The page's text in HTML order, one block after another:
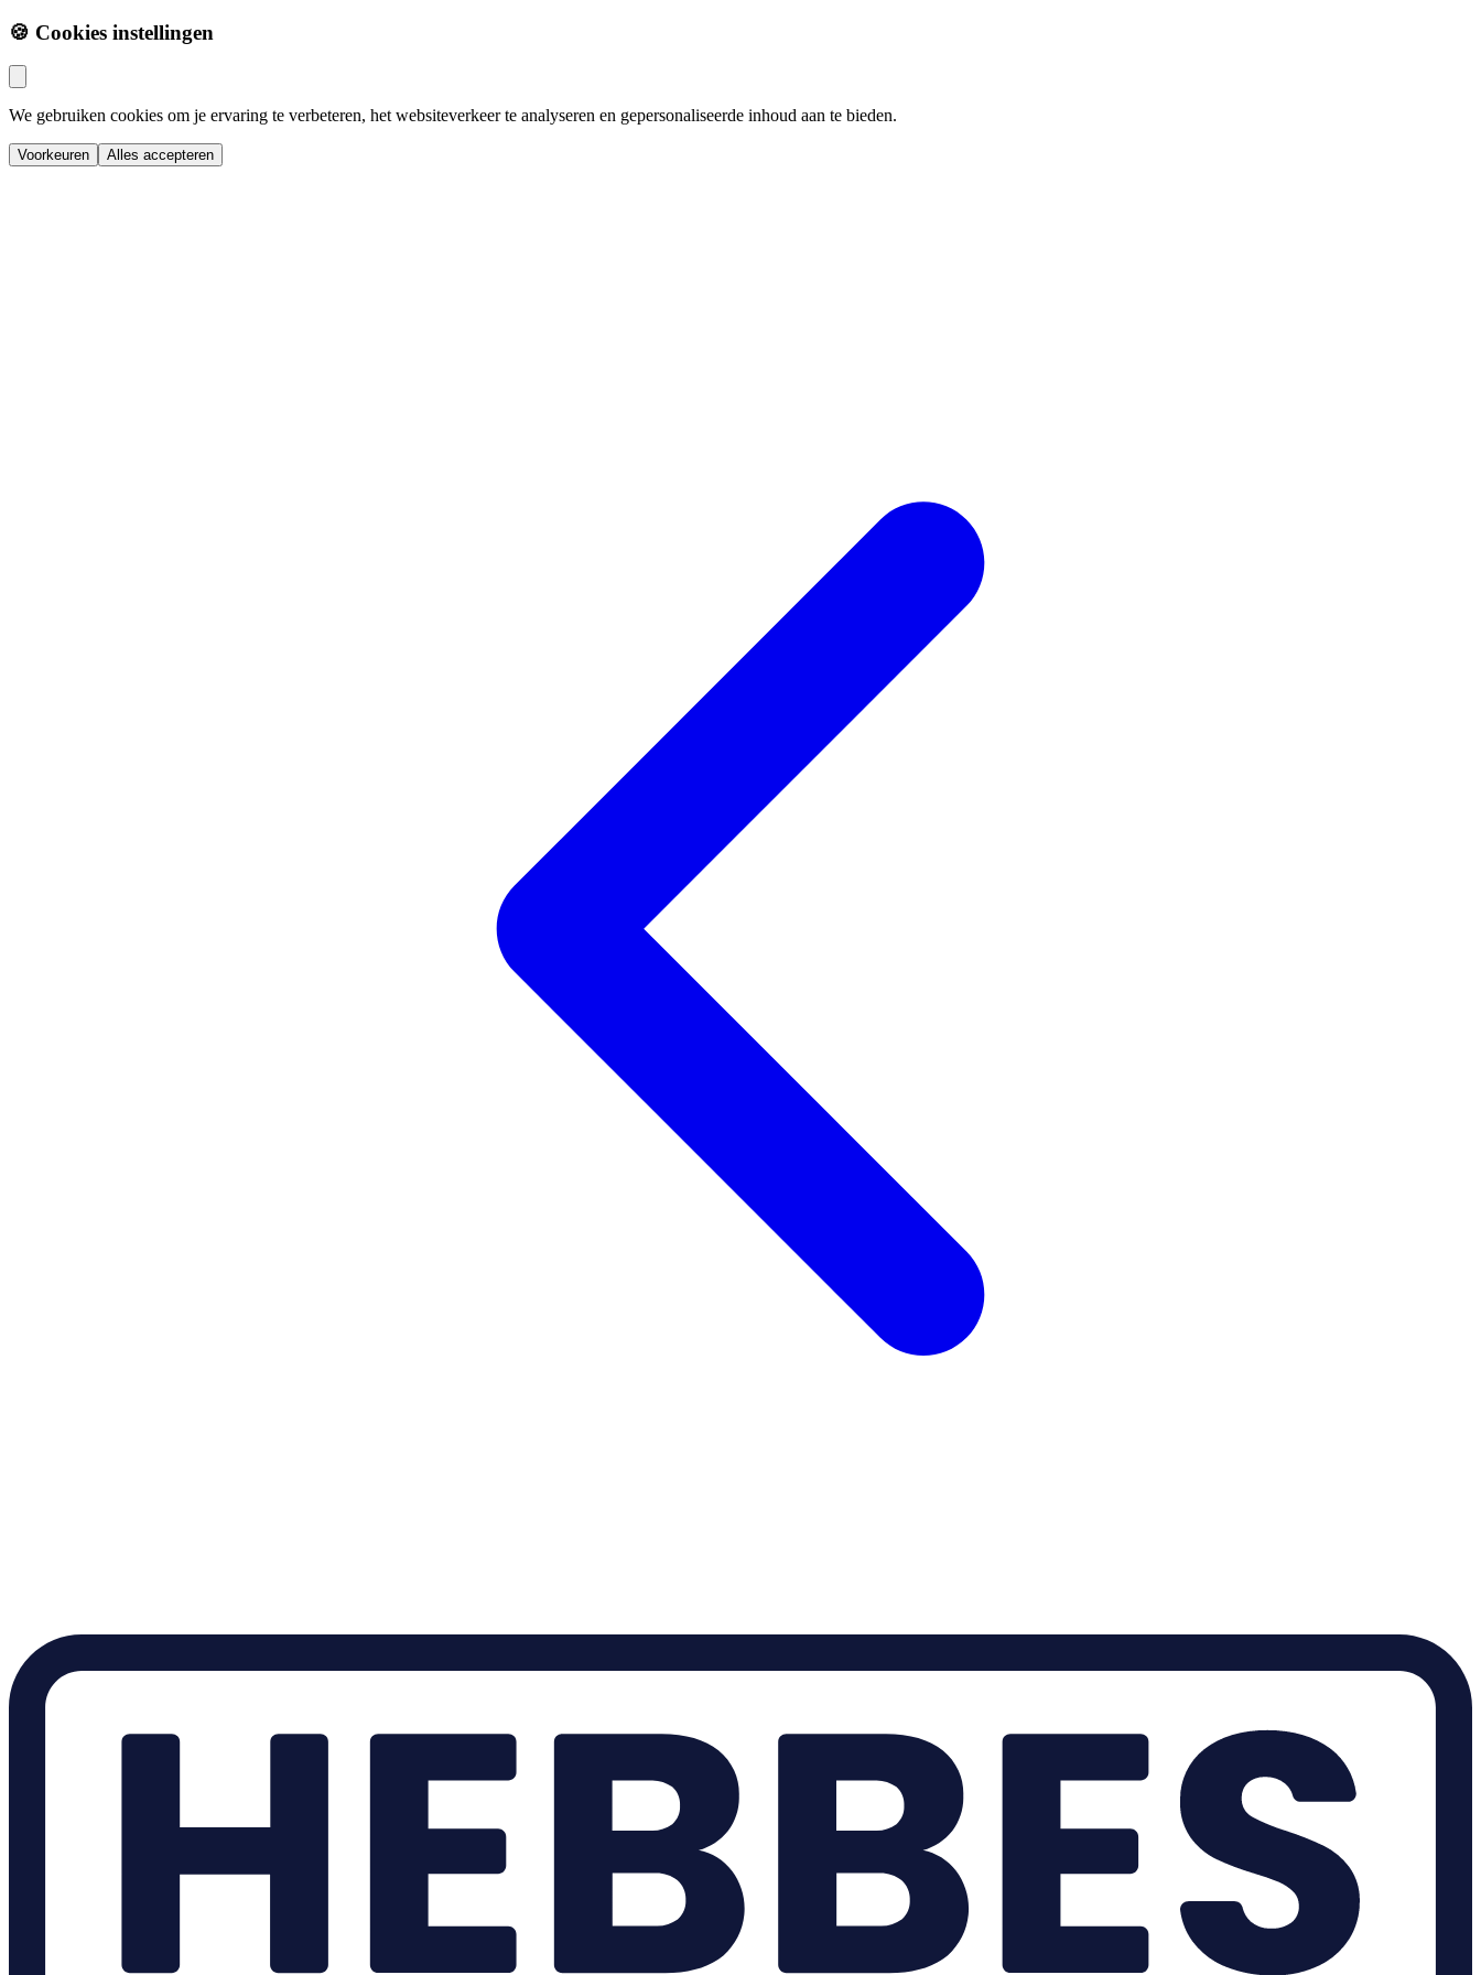
🍪 Cookies instellingen
We gebruiken cookies om je ervaring te verbeteren, het websiteverkeer te analyseren en gepersonaliseerde inhoud aan te bieden.
Voorkeuren Alles accepteren